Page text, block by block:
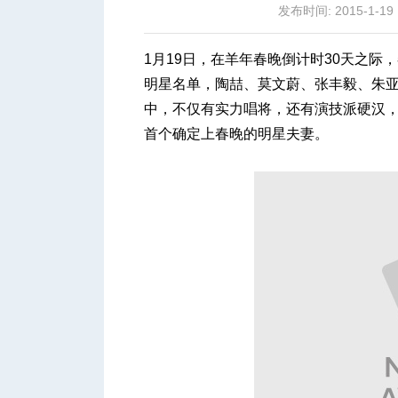
发布时间: 2015-1-19
1月19日，在羊年春晚倒计时30天之际
明星名单，陶喆、莫文蔚、张丰毅、朱
中，不仅有实力唱将，还有演技派硬汉
首个确定上春晚的明星夫妻。